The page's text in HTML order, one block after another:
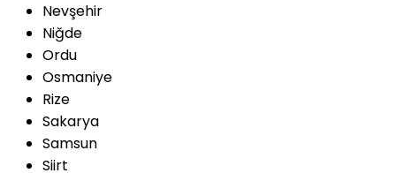
Nevşehir
Niğde
Ordu
Osmaniye
Rize
Sakarya
Samsun
Siirt